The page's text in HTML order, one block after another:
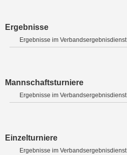
Ergebnisse
Ergebnisse im Verbandsergebnisdienst
Mannschaftsturniere
Ergebnisse im Verbandsergebnisdienst
Einzelturniere
Ergebnisse im Verbandsergebnisdienst